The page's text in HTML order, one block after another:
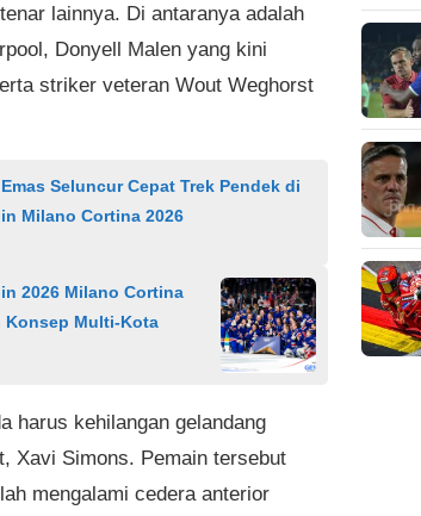
lainnya. Di antaranya adalah
Donyell Malen yang kini
striker veteran Wout Weghorst
Seluncur Cepat Trek Pendek di
Milano Cortina 2026
2026 Milano Cortina
Konsep Multi-Kota
harus kehilangan gelandang
Xavi Simons. Pemain tersebut
mengalami cedera anterior